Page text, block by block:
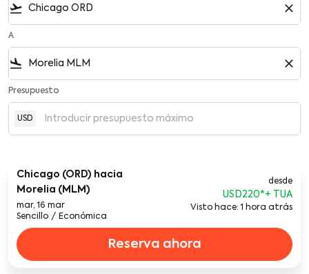
flight_takeoff close
A
flight_land close
Presupuesto
USD
Chicago (ORD) hacia
Morelia (MLM)
mar, 16 mar
Sencillo / Económica
desde
USD220*
Visto hace: 1 hora atrás
Reserva ahora